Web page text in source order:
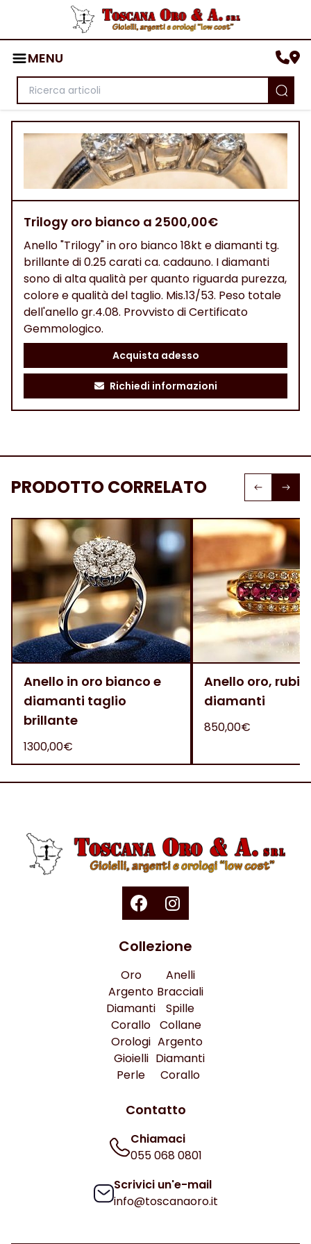
MENU
Trilogy oro bianco a 2500,00€
Anello "Trilogy" in oro bianco 18kt e diamanti tg.
brillante di 0.25 carati ca. cadauno. I diamanti
sono di alta qualità per quanto riguarda purezza,
colore e qualità del taglio. Mis.13/53. Peso totale
dell'anello gr.4.08. Provvisto di Certificato
Gemmologico.
Acquista adesso
Richiedi informazioni
PRODOTTO CORRELATO
Anello in oro bianco e
diamanti taglio
brillante
1300,00€
Anello oro,
diamanti
850,00€
Collezione
Oro
Argento
Diamanti
Corallo
Orologi
Gioielli
Perle
Anelli
Bracciali
Spille
Collane
Argento
Diamanti
Corallo
Contatto
Chiamaci
055 068 0801
Scrivici un'e-mail
info@toscanaoro.it